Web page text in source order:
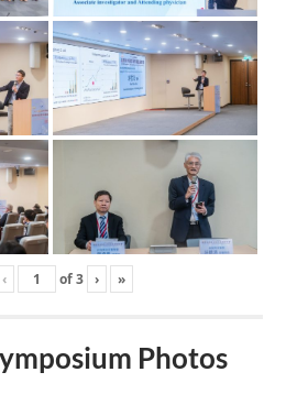
‹ of3 › »
Photos